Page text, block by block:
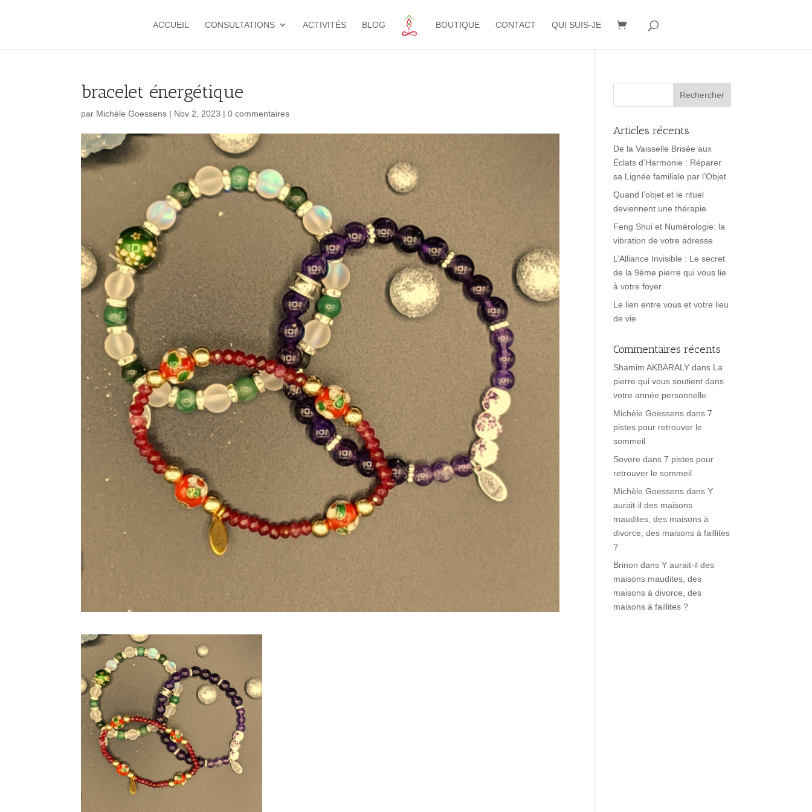
ACCUEIL CONSULTATIONS ACTIVITÉS BLOG BOUTIQUE CONTACT QUI SUIS-JE
bracelet énergétique
par Michèle Goessens | Nov 2, 2023 |0 commentaires
Articles récents
De la Vaisselle Brisée aux
Éclats d’Harmonie : Réparer
sa Lignée familiale par l’Objet
Quand l’objet et le rituel
deviennent une thérapie
Feng Shui et Numérologie: la
vibration de votre adresse
L’Alliance Invisible : Le secret
de la 9ème pierre qui vous lie
à votre foyer
Le lien entre vous et votre lieu
de vie
Commentaires récents
Shamim AKBARALY dans La
pierre qui vous soutient dans
votre année personnelle
Michèle Goessens dans7
pistes pour retrouver le
sommeil
Sovere dans7 pistes pour
retrouver le sommeil
Michèle Goessens dansY
aurait-il des maisons
maudites, des maisons à
divorce, des maisons à faillites
?
Brinon dansY aurait-il des
maisons maudites, des
maisons à divorce, des
maisons à faillites ?